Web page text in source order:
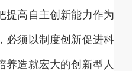
提高自主创新能力作为
必须以制度创新促进科
养造就宏大的创新型人